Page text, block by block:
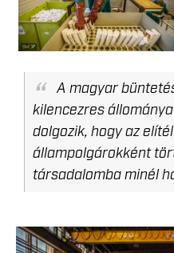
A magyar
kilencezres
dolgozik, hogy az
állampolgárokként
társadalomba minél